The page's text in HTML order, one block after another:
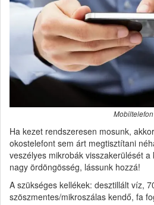
Mobiltelefon
Ha kezet rendszeresen mosunk,
okostelefont sem árt megtisztítani
veszélyes mikrobák visszakerülését
nagy ördöngösség, lássunk hozzá!
A szükséges kellékek: desztillált víz,
szöszmentes/mikroszálas kendő, fa